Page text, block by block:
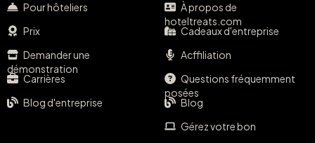
Pour hôteliers
Prix
Demander une
démonstration
Carrières
Blog d'entreprise
À propos de
hoteltreats.com
Cadeaux d'entreprise
Acffiliation
Questions fréquemment
posées
Blog
Gérez votre bon